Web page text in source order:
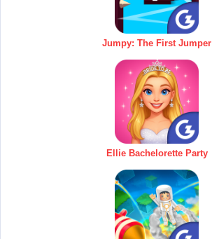
Jumpy: The First Jumper
Ellie Bachelorette Party